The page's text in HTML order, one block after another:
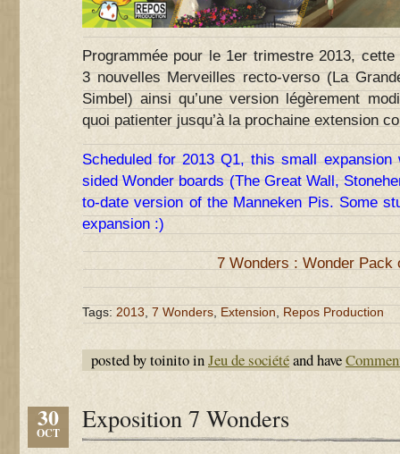
Programmée pour le 1er trimestre 2013,
3 nouvelles Merveilles recto-verso (La
Simbel) ainsi qu’une version légèrement
quoi patienter jusqu’à la prochaine extension
Scheduled for 2013 Q1, this small
sided Wonder boards (The Great Wall,
to-date version of the Manneken Pis. Some
expansion :)
7 Wonders : Wonder Pack
Tags: 2013 7 Wonders Extension Repos Production
posted by toinito inJeu de sociétéand have
30
OCT Exposition 7 Wonders